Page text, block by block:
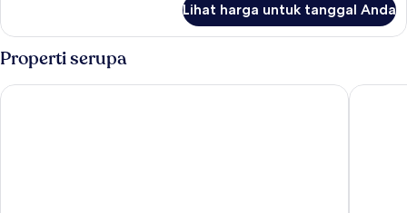
Suite,
3
kamar
tidur,
dapur
Lihat harga untuk tanggal Anda
Properti serupa
Hôtel Costa Salina Hôtel